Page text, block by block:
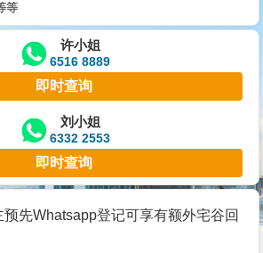
等
许小姐
6516 8889
即时查询
刘小姐
6332 2553
即时查询
先Whatsapp登记可享有额外宅谷回